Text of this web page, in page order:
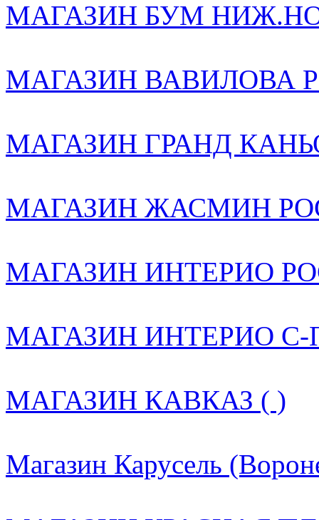
МАГАЗИН БУМ
МАГАЗИН ВАВИЛОВА
МАГАЗИН ГРАНД
МАГАЗИН ЖАСМИН
МАГАЗИН ИНТЕРИО
МАГАЗИН ИНТЕРИО С-
МАГАЗИН КАВКАЗ ( )
Магазин Карусель